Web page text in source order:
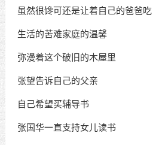
虽然很馋可还是让着自己的爸爸吃
生活的苦难家庭的温馨
弥漫着这个破旧的木屋里
张望告诉自己的父亲
自己希望买辅导书
张国华一直支持女儿读书